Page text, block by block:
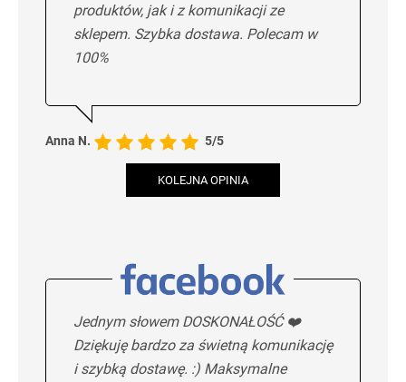
produktów, jak i z komunikacji ze
sklepem. Szybka dostawa. Polecam w
100%
Anna N. 5/5
KOLEJNA OPINIA
Jednym słowem DOSKONAŁOŚĆ ❤️
Dziękuję bardzo za świetną komunikację
i szybką dostawę. :) Maksymalne